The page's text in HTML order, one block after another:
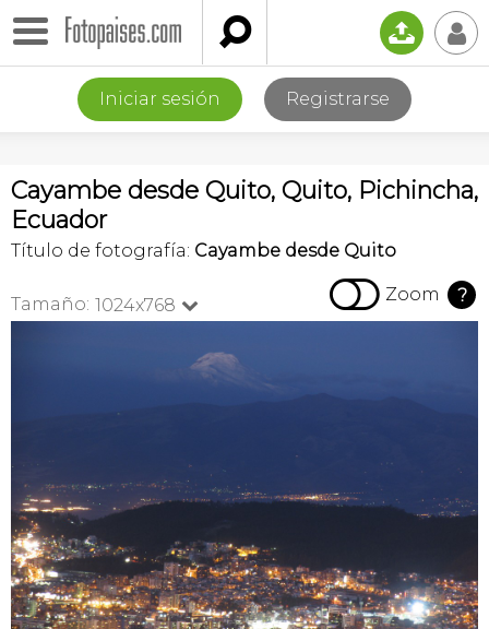
 📤 👤
Iniciar sesión Registrarse
Cayambe desde Quito, Quito, Pichincha,
Ecuador
Título de fotografía: Cayambe desde Quito
Tamaño: 1024x768   Zoom ?